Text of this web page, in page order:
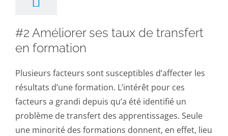
#2 Améliorer ses taux de transfert
en formation
Plusieurs facteurs sont susceptibles d’affecter les
résultats d’une formation. L’intérêt pour ces
facteurs a grandi depuis qu’a été identifié un
problème de transfert des apprentissages. Seule
une minorité des formations donnent, en effet, lieu